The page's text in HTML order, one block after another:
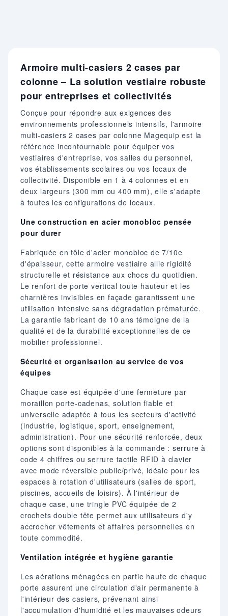
Armoire multi-casiers 2 cases par
colonne – La solution vestiaire robuste
pour entreprises et collectivités
Conçue pour répondre aux exigences des
environnements professionnels intensifs, l'armoire
multi-casiers 2 cases par colonne Magequip est la
référence incontournable pour équiper vos
vestiaires d'entreprise, vos salles du personnel,
vos établissements scolaires ou vos locaux de
collectivité. Disponible en 1 à 4 colonnes et en
deux largeurs (300 mm ou 400 mm), elle s'adapte
à toutes les configurations de locaux.
Une construction en acier monobloc pensée
pour durer
Fabriquée en tôle d'acier monobloc de 7/10e
d'épaisseur, cette armoire vestiaire allie rigidité
structurelle et résistance aux chocs du quotidien.
Le renfort de porte vertical toute hauteur et les
charnières invisibles en façade garantissent une
utilisation intensive sans dégradation prématurée.
La garantie fabricant de 10 ans témoigne de la
qualité et de la durabilité exceptionnelles de ce
mobilier professionnel.
Sécurité et organisation au service de vos
équipes
Chaque case est équipée d'une fermeture par
moraillon porte-cadenas, solution fiable et
universelle adaptée à tous les secteurs d'activité
(industrie, logistique, sport, enseignement,
administration). Pour une sécurité renforcée, deux
options sont disponibles à la commande : serrure à
code 4 chiffres ou serrure tactile RFID à clavier
avec mode réversible public/privé, idéale pour les
espaces à rotation d'utilisateurs (salles de sport,
piscines, accueils de loisirs). À l'intérieur de
chaque case, une tringle PVC équipée de 2
crochets double tête permet aux utilisateurs d'y
accrocher vêtements et affaires personnelles en
toute commodité.
Ventilation intégrée et hygiène garantie
Les aérations ménagées en partie haute de chaque
porte assurent une circulation d'air permanente à
l'intérieur des casiers, prévenant ainsi
l'accumulation d'humidité et les mauvaises odeurs